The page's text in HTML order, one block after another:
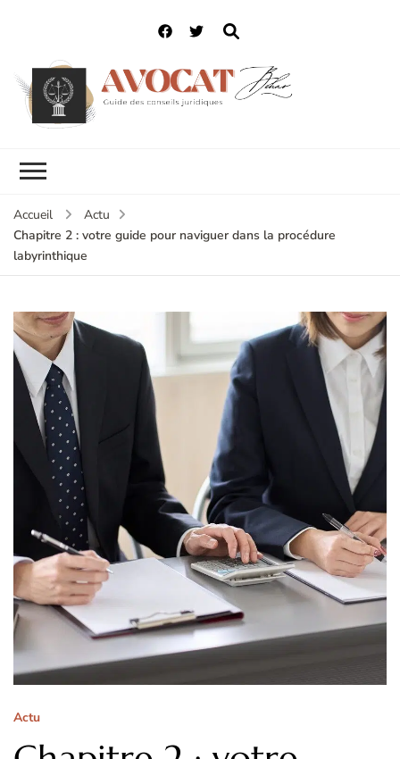
Accueil
Actu
Chapitre 2 : votre guide pour naviguer dans la procédure
labyrinthique
Actu